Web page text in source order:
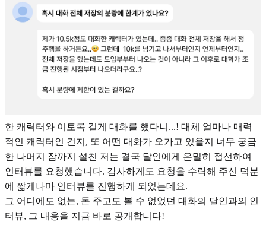
한 캐릭터와 이토록 길게 대화를 했다니...! 대체 얼마나 매력
적인 캐릭터인 건지, 또 어떤 대화가 오가고 있을지 너무 궁금
한 나머지 잠까지 설친 저는 결국 달인에게 은밀히 접선하여
인터뷰를 요청했습니다. 감사하게도 요청을 수락해 주신 덕분
에 짧게나마 인터뷰를 진행하게 되었는데요.
그 어디에도 없는, 돈 주고도 볼 수 없었던 대화의 달인과의 인
터뷰, 그 내용을 지금 바로 공개합니다!